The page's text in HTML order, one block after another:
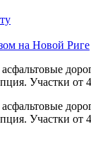
на Новой Риге
Участки от
Участки от